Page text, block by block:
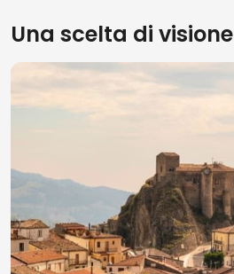
Una scelta di visione